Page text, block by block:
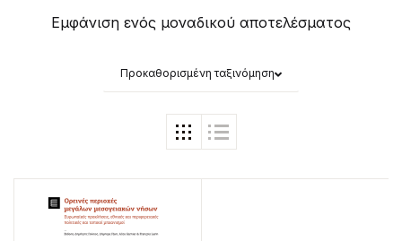
Εμφάνιση ενός μοναδικού αποτελέσματος
Προκαθορισμένη ταξινόμηση